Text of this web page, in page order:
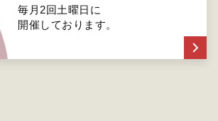
毎月2回土曜日に
開催しております。